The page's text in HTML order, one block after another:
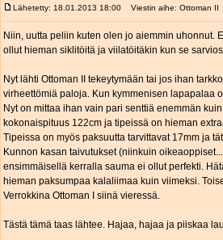
Lähetetty: 18.01.2013 18:00 Viestin aihe: Ottoman II
Niin, uutta peliin kuten olen jo aiemmin uhonnut.
ollut hieman siklitöitä ja viilatöitäkin kun se
Nyt lähti Ottoman II tekeytymään tai jos ihan
virheettömiä paloja. Kun kymmenisen lapapalaa
Nyt on mittaa ihan vain pari senttiä enemmän
kokonaispituus 122cm ja tipeissä on hieman
Tipeissa on myös paksuutta tarvittavat 17mm ja
Kunnon kasan taivutukset (niinkuin
ensimmäisellä kerralla sauma ei ollut perfekti.
hieman paksumpaa kalaliimaa kuin viimeksi.
Verrokkina Ottoman I siinä vieressä.
Tästä tämä taas lähtee. Hajaa, hajaa ja piiskaa